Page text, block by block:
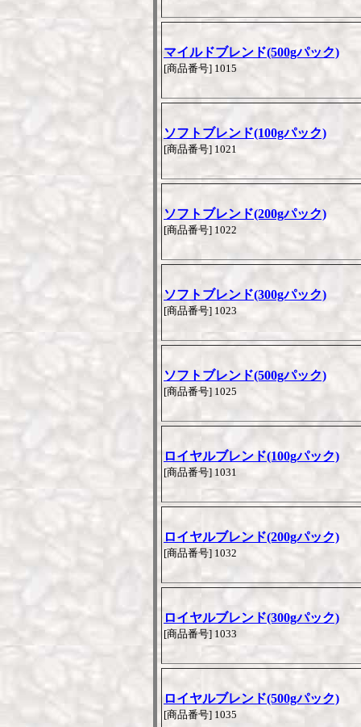
マイルドブレンド(500gパック)
[商品番号] 1015
ソフトブレンド(100gパック)
[商品番号] 1021
ソフトブレンド(200gパック)
[商品番号] 1022
ソフトブレンド(300gパック)
[商品番号] 1023
ソフトブレンド(500gパック)
[商品番号] 1025
ロイヤルブレンド(100gパック)
[商品番号] 1031
ロイヤルブレンド(200gパック)
[商品番号] 1032
ロイヤルブレンド(300gパック)
[商品番号] 1033
ロイヤルブレンド(500gパック)
[商品番号] 1035